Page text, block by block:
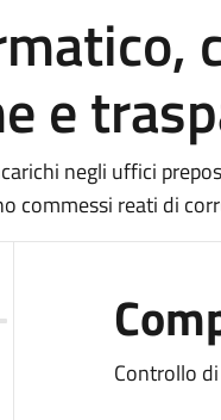
e
negli uffici
commessi reati di
Controllo